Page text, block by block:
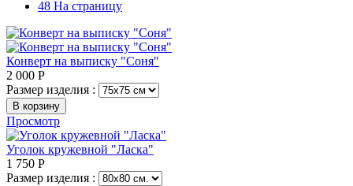
48 На страницу
Конверт на выписку "Соня"
2 000 Р
Размер изделия :
В корзину
Просмотр
Уголок кружевной "Ласка"
1 750 Р
Размер изделия :